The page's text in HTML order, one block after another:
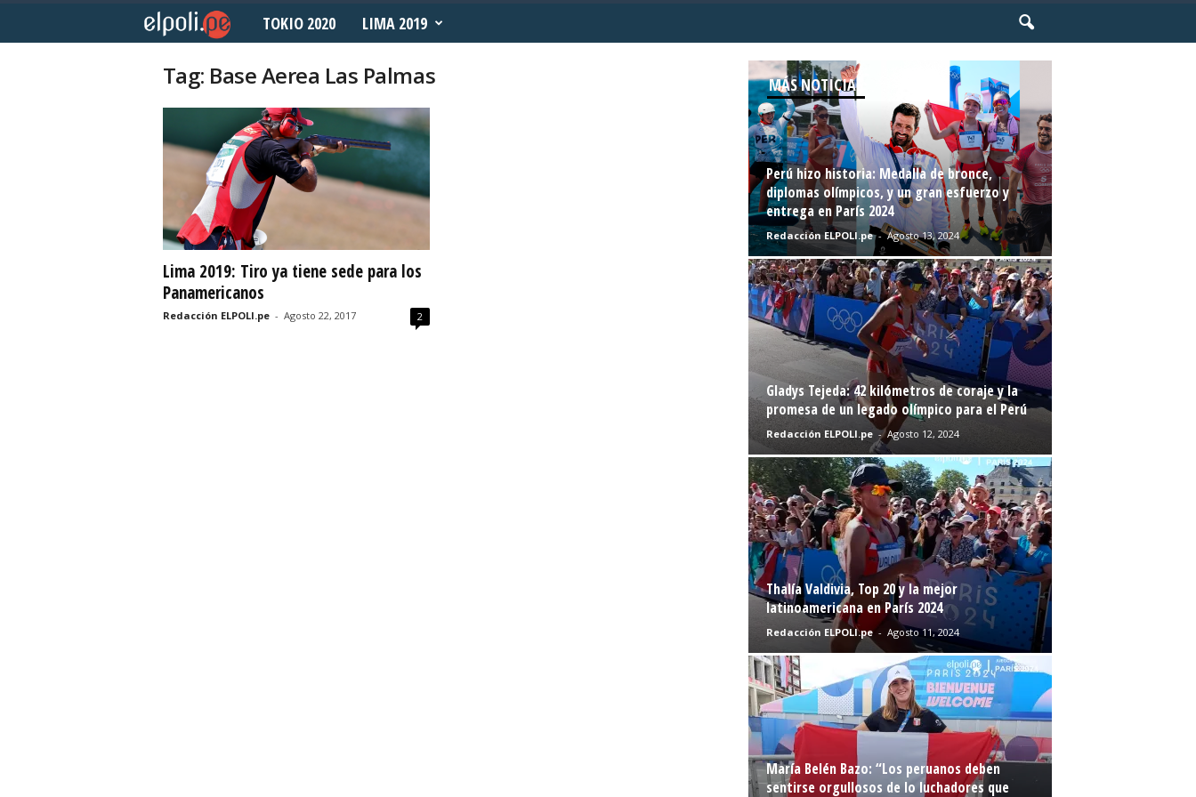
o
l
e
TOKIO 2020 LIMA 2019
Tag: Base Aerea Las Palmas
Lima 2019: Tiro ya tiene sede para los
Panamericanos
Redacción ELPOLI.pe - Agosto 22, 2017 2
MÁS NOTICIAS
Perú hizo historia: Medalla de bronce,
diplomas olímpicos, y un gran esfuerzo y
entrega en París 2024
Redacción ELPOLI.pe - Agosto 13, 2024
Gladys Tejeda: 42 kilómetros de coraje y la
promesa de un legado olímpico para el Perú
Redacción ELPOLI.pe - Agosto 12, 2024
Thalía Valdivia, Top 20 y la mejor
latinoamericana en París 2024
Redacción ELPOLI.pe - Agosto 11, 2024
María Belén Bazo: “Los peruanos deben
sentirse orgullosos de lo luchadores que